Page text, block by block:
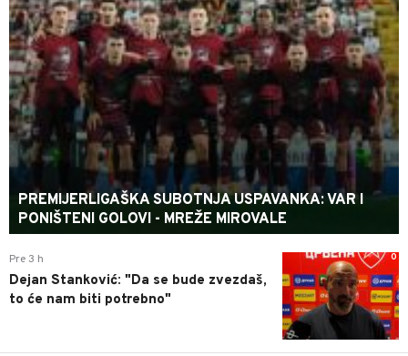
PREMIJERLIGAŠKA SUBOTNJA USPAVANKA: VAR I
PONIŠTENI GOLOVI - MREŽE MIROVALE
0
Pre 3 h
Dejan Stanković: "Da se bude zvezdaš,
to će nam biti potrebno"